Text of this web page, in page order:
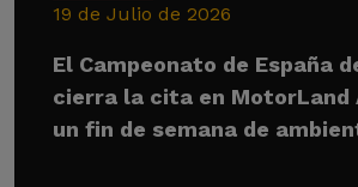
19 de Julio de 2026
El Campeonato de España
cierra la cita en MotorLand
un fin de semana de